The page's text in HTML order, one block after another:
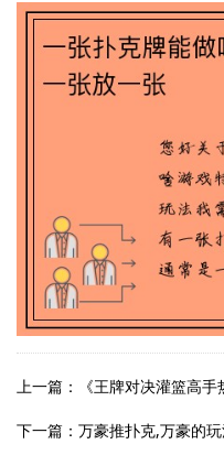
上一篇：《王牌对决灌篮高手
下一篇：万豪推扑克,万豪的